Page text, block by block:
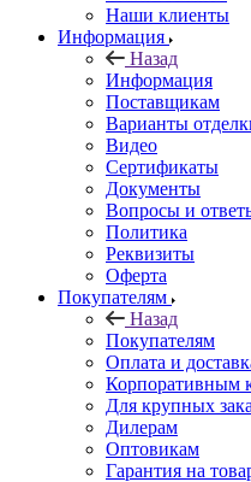
Наши клиенты
Информация
Назад
Информация
Поставщикам
Варианты
Видео
Сертификаты
Документы
Вопросы и
Политика
Реквизиты
Оферта
Покупателям
Назад
Покупателям
Оплата и
Корпоративным
Для крупных
Дилерам
Оптовикам
Гарантия на